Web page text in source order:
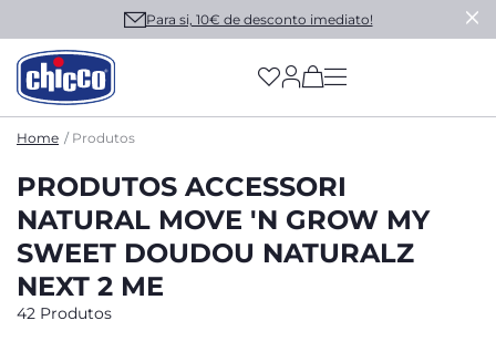
Para si, 10€ de desconto imediato!
(has more options
Home Produtos
PRODUTOS ACCESSORI
NATURAL MOVE 'N GROW MY
SWEET DOUDOU NATURALZ
NEXT 2 ME
42 Produtos